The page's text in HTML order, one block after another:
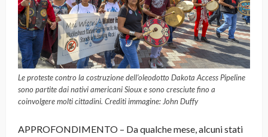
Le proteste contro la costruzione dell’oleodotto Dakota Access Pipeline
sono partite dai nativi americani Sioux e sono cresciute fino a
coinvolgere molti cittadini. Crediti immagine: John Duffy
APPROFONDIMENTO – Da qualche mese, alcuni stati